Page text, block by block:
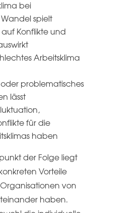
bei
spielt
Konflikte und
Arbeitsklima
problematisches
lässt
für die
haben
der Folge liegt
Vorteile
von
haben.